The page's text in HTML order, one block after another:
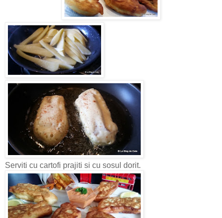
Serviti cu cartofi prajiti si cu sosul dorit.